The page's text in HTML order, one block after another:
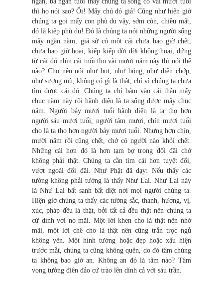
thì họ nói sao? Ối! Mấy chú đó giả! Cũng như hiện giờ
chúng ta gọi mấy con phù du vậy, sớm còn, chiều mất,
đó là kiếp phù du! Đó là chúng ta nói những người sống
mấy ngàn năm, giả sử có một cái chưa bao giờ chết,
chưa bao giờ hoại, kiếp kiếp đời đời không hoại, đứng
từ cái đó nhìn cái tuổi thọ vài mươi năm này thì nói thế
nào? Cho nên nói như bọt, như bóng, như điện chớp,
như sương mù, không có gì là thật, chỉ vì chúng ta chưa
tìm được cái đó. Chúng ta chỉ bám vào cái thân mấy
chục năm này rồi hãnh diện là ta sống được mấy chục
năm. Người bảy mươi tuổi hãnh diện là ta thọ hơn
người sáu mươi tuổi, người tám mươi, chín mươi tuổi
cho là ta thọ hơn người bảy mươi tuổi. Nhưng hơn chín,
mười năm rồi cũng chết, chớ có người nào khỏi chết.
Những cái hơn đó là hơn tạm bợ trong đối đãi chớ
không phải thật. Chúng ta cần tìm cái hơn tuyệt đối,
vượt ngoài đối đãi. Như Phật đã dạy: Nếu thấy các
tướng không phải tướng là thấy Như Lai. Như Lai này
là Như Lai bất sanh bất diệt nơi mọi người chúng ta.
Hiện giờ chúng ta thấy các tướng sắc, thanh, hương, vị,
xúc, pháp đều là thật, bởi tất cả đều thật nên chúng ta
cứ dính với nó mãi. Một lời khen cho là thật nên nhớ
mãi, một lời chê cho là thật nên cũng trằn trọc ngủ
không yên. Một hình tướng hoặc đẹp hoặc xấu hiện
trước mắt, chúng ta cũng không quên, do đó tâm chúng
ta không bao giờ an. Không an đó là tâm nào? Tâm
vọng tưởng điên đảo cứ trào lên dính cả với sáu trần.